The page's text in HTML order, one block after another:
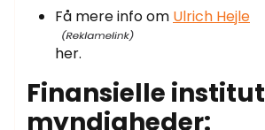
Få mere info om Ulrich Hejle
her.
Finansielle
myndigheder: